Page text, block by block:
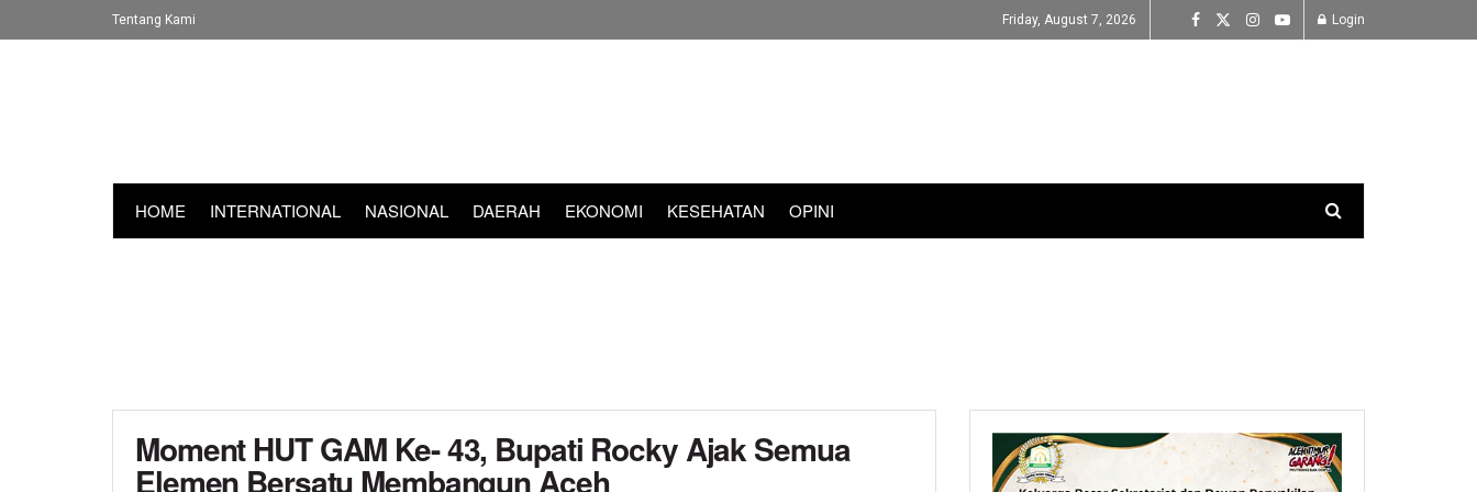
Tentang Kami Friday, August 7, 2026 Login
HOME INTERNATIONAL NASIONAL DAERAH EKONOMI KESEHATAN OPINI
Moment HUT GAM Ke- 43, Bupati Rocky Ajak Semua
Elemen Bersatu Membangun Aceh